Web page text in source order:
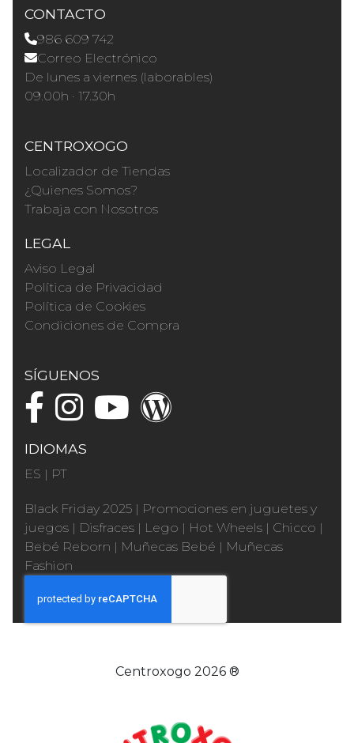
CONTACTO
986 609 742
Correo Electrónico
De lunes a viernes (laborables)
09.00h · 17.30h
CENTROXOGO
Localizador de Tiendas
¿Quienes Somos?
Trabaja con Nosotros
LEGAL
Aviso Legal
Política de Privacidad
Política de Cookies
Condiciones de Compra
SÍGUENOS
IDIOMAS
ES | PT
Black Friday 2025 | Promociones en juguetes y
juegos | Disfraces | Lego | Hot Wheels | Chicco |
Bebé Reborn | Muñecas Bebé | Muñecas
Fashion
Centroxogo 2026 ®